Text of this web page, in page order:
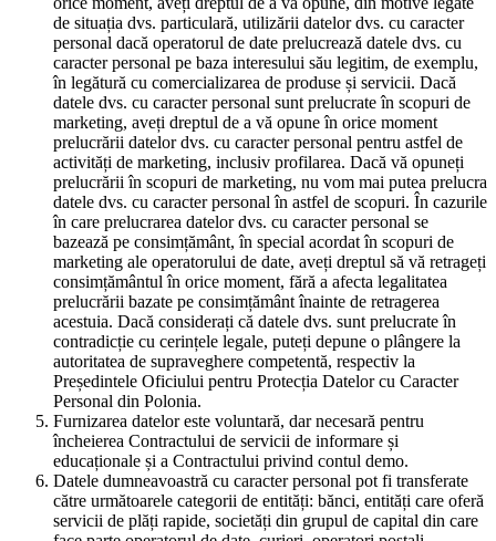
de situația dvs. particulară, utilizării datelor dvs. cu caracter
personal dacă operatorul de date prelucrează datele dvs. cu
caracter personal pe baza interesului său legitim, de exemplu,
în legătură cu comercializarea de produse și servicii. Dacă
datele dvs. cu caracter personal sunt prelucrate în scopuri de
marketing, aveți dreptul de a vă opune în orice moment
prelucrării datelor dvs. cu caracter personal pentru astfel de
activități de marketing, inclusiv profilarea. Dacă vă opuneți
prelucrării în scopuri de marketing, nu vom mai putea prelucra
datele dvs. cu caracter personal în astfel de scopuri. În cazurile
în care prelucrarea datelor dvs. cu caracter personal se
bazează pe consimțământ, în special acordat în scopuri de
marketing ale operatorului de date, aveți dreptul să vă retrageți
consimțământul în orice moment, fără a afecta legalitatea
prelucrării bazate pe consimțământ înainte de retragerea
acestuia. Dacă considerați că datele dvs. sunt prelucrate în
contradicție cu cerințele legale, puteți depune o plângere la
autoritatea de supraveghere competentă, respectiv la
Președintele Oficiului pentru Protecția Datelor cu Caracter
Personal din Polonia.
Furnizarea datelor este voluntară, dar necesară pentru
încheierea Contractului de servicii de informare și
educaționale și a Contractului privind contul demo.
Datele dumneavoastră cu caracter personal pot fi transferate
către următoarele categorii de entități: bănci, entități care oferă
servicii de plăți rapide, societăți din grupul de capital din care